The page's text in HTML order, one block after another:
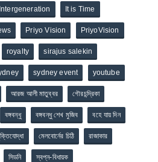
Intergeneration It is Time
Priyo Vision PriyoVision
royalty sirajus salekin
sydney event youtube
আরজ আলী মাতুব্বর গৌরচন্দ্রিকা
বঙ্গবন্ধু বঙ্গবন্ধু শেখ মুজিব বহে যায় দিন
মেলবোর্নের চিঠি রাজাকার
সিডনি স্বপ্ন-বিধায়ক